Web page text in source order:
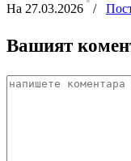
На 27.03.2026 /
Вашият